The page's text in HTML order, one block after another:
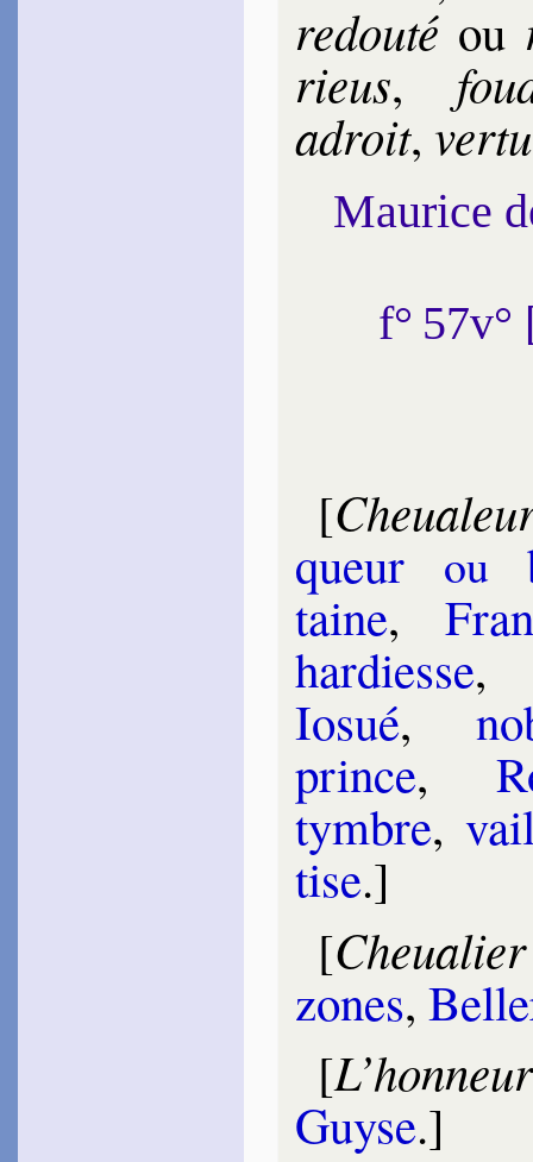
re­dou­téou
rieus,
adroit,
Maurice
f°
[
queur ou
taine,
har­diesse
Iosué,
prince,
tymbre,
tise.]
[Cheualier
zones,
[
Guyse.]